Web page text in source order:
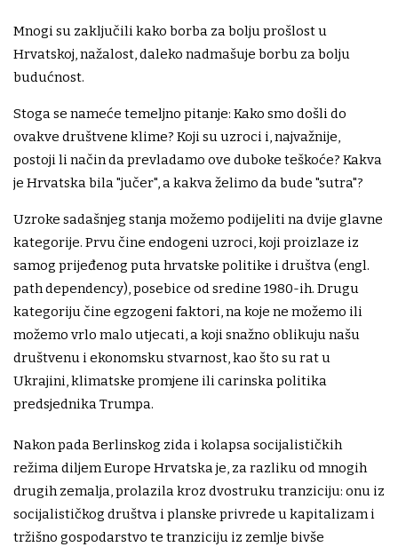
Mnogi su zaključili kako borba za bolju prošlost u
Hrvatskoj, nažalost, daleko nadmašuje borbu za bolju
budućnost.
Stoga se nameće temeljno pitanje: Kako smo došli do
ovakve društvene klime? Koji su uzroci i, najvažnije,
postoji li način da prevladamo ove duboke teškoće? Kakva
je Hrvatska bila "jučer", a kakva želimo da bude "sutra"?
Uzroke sadašnjeg stanja možemo podijeliti na dvije glavne
kategorije. Prvu čine endogeni uzroci, koji proizlaze iz
samog prijeđenog puta hrvatske politike i društva (engl.
path dependency), posebice od sredine 1980-ih. Drugu
kategoriju čine egzogeni faktori, na koje ne možemo ili
možemo vrlo malo utjecati, a koji snažno oblikuju našu
društvenu i ekonomsku stvarnost, kao što su rat u
Ukrajini, klimatske promjene ili carinska politika
predsjednika Trumpa.
Nakon pada Berlinskog zida i kolapsa socijalističkih
režima diljem Europe Hrvatska je, za razliku od mnogih
drugih zemalja, prolazila kroz dvostruku tranziciju: onu iz
socijalističkog društva i planske privrede u kapitalizam i
tržišno gospodarstvo te tranziciju iz zemlje bivše